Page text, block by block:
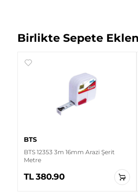
Birlikte Sepete
BTS
BTS 12353 3m 16mm Arazi Şerit
Metre
TL 380.90